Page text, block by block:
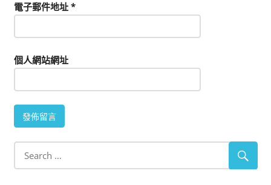
電子郵件地址 *
個人網站網址